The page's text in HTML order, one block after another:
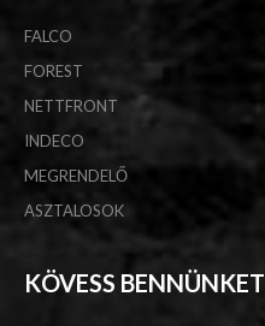
FALCO
FOREST
NETTFRONT
INDECO
MEGRENDELŐ
ASZTALOSOK
KÖVESS BENNÜNKET